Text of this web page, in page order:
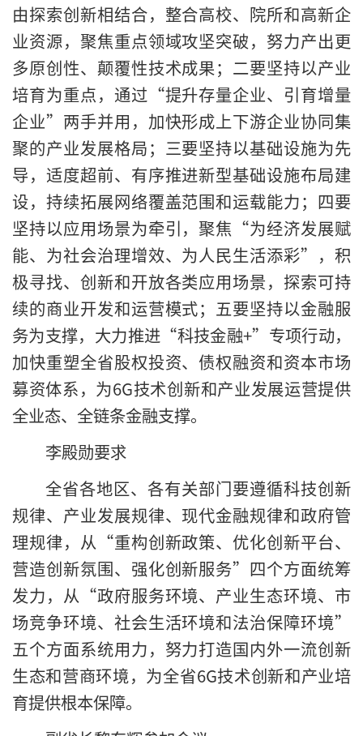
由探索创新相结合，整合高校、院所和高新企
业资源，聚焦重点领域攻坚突破，努力产出更
多原创性、颠覆性技术成果；二要坚持以产业
培育为重点，通过“提升存量企业、引育增量
企业”两手并用，加快形成上下游企业协同集
聚的产业发展格局；三要坚持以基础设施为先
导，适度超前、有序推进新型基础设施布局建
设，持续拓展网络覆盖范围和运载能力；四要
坚持以应用场景为牵引，聚焦“为经济发展赋
能、为社会治理增效、为人民生活添彩”，积
极寻找、创新和开放各类应用场景，探索可持
续的商业开发和运营模式；五要坚持以金融服
务为支撑，大力推进“科技金融+”专项行动，
加快重塑全省股权投资、债权融资和资本市场
募资体系，为6G技术创新和产业发展运营提供
全业态、全链条金融支撑。
李殿勋要求
全省各地区、各有关部门要遵循科技创新
规律、产业发展规律、现代金融规律和政府管
理规律，从“重构创新政策、优化创新平台、
营造创新氛围、强化创新服务”四个方面统筹
发力，从“政府服务环境、产业生态环境、市
场竞争环境、社会生活环境和法治保障环境”
五个方面系统用力，努力打造国内外一流创新
生态和营商环境，为全省6G技术创新和产业培
育提供根本保障。